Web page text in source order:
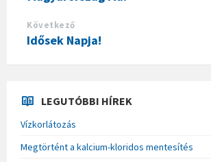
Következő
Idősek Napja!
LEGUTÓBBI HÍREK
Vízkorlátozás
Megtörtént a kalcium-kloridos mentesítés